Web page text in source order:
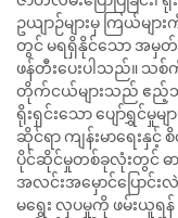
ဥယျာဉ်များမှ ကြယ်များ
တွင် မရရှိနိုင်သော အမှ
ဖန်တီးပေးပါသည်။ သစ်
တိုက်ငယ်များသည် ဧည့်သည်မ
ရိုးရှင်းသော ပျော်ရွှင်မှုမ
ဆိုင်ရာ ကျန်းမာရေးနှင့်
ပိုင်ဆိုင်မှုတစ်ခုလုံးတွင် ဓာ
အလင်းအမှောင်ပြောင်
မရွေး လှပမှုကို ဖမ်းယူရ